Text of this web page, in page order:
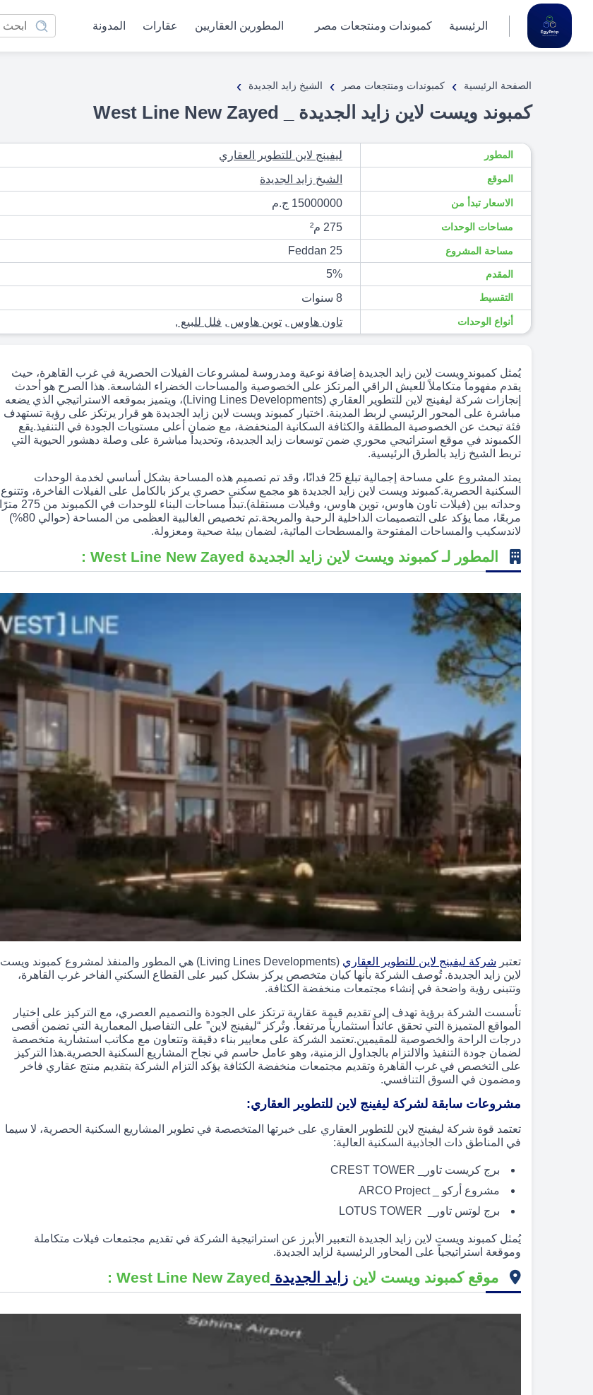
الرئيسية كمبوندات ومنتجعات مصر المطورين العقاريين عقارات المدونة
الصفحة الرئيسية › كمبوندات ومنتجعات مصر › الشيخ زايد الجديدة ›
كمبوند ويست لاين زايد الجديدة _ West Line New Zayed
المطور ليفينج لاين للتطوير العقاري
الموقع الشيخ زايد الجديدة
الاسعار تبدأ من 15000000 ج.م
مساحات الوحدات 275 م²
مساحة المشروع 25 Feddan
المقدم 5%
التقسيط 8 سنوات
أنواع الوحدات تاون هاوس , توين هاوس , فلل للبيع ,
يُمثل كمبوند ويست لاين زايد الجديدة إضافة نوعية ومدروسة لمشروعات الفيلات الحصرية في غرب القاهرة، حيث
يقدم مفهوماً متكاملاً للعيش الراقي المرتكز على الخصوصية والمساحات الخضراء الشاسعة. هذا الصرح هو أحدث
إنجازات شركة ليفينج لاين للتطوير العقاري (Living Lines Developments)، ويتميز بموقعه الاستراتيجي الذي يضعه
مباشرة على المحور الرئيسي لربط المدينة. اختيار كمبوند ويست لاين زايد الجديدة هو قرار يرتكز على رؤية تستهدف
فئة تبحث عن الخصوصية المطلقة والكثافة السكانية المنخفضة، مع ضمان أعلى مستويات الجودة في التنفيذ.يقع
الكمبوند في موقع استراتيجي محوري ضمن توسعات زايد الجديدة، وتحديداً مباشرة على وصلة دهشور الحيوية التي
تربط الشيخ زايد بالطرق الرئيسية.
يمتد المشروع على مساحة إجمالية تبلغ 25 فدانًا، وقد تم تصميم هذه المساحة بشكل أساسي لخدمة الوحدات
السكنية الحصرية.كمبوند ويست لاين زايد الجديدة هو مجمع سكني حصري يركز بالكامل على الفيلات الفاخرة، وتتنوع
وحداته بين (فيلات تاون هاوس، توين هاوس، وفيلات مستقلة).تبدأ مساحات البناء للوحدات في الكمبوند من 275 مترًا
مربعًا، مما يؤكد على التصميمات الداخلية الرحبة والمريحة.تم تخصيص الغالبية العظمى من المساحة (حوالي 80%)
لاندسكيب والمساحات المفتوحة والمسطحات المائية، لضمان بيئة صحية ومعزولة.
المطور لـ كمبوند ويست لاين زايد الجديدة West Line New Zayed :
تعتبر شركة ليفينج لاين للتطوير العقاري
(Living Lines Developments) هي المطور والمنفذ لمشروع كمبوند ويست
لاين زايد الجديدة. تُوصف الشركة بأنها كيان متخصص يركز بشكل كبير على القطاع السكني الفاخر غرب القاهرة،
وتتبنى رؤية واضحة في إنشاء مجتمعات منخفضة الكثافة.
تأسست الشركة برؤية تهدف إلى تقديم قيمة عقارية ترتكز على الجودة والتصميم العصري، مع التركيز على اختيار
المواقع المتميزة التي تحقق عائداً استثمارياً مرتفعاً. وتُركز “ليفينج لاين” على التفاصيل المعمارية التي تضمن أقصى
درجات الراحة والخصوصية للمقيمين.تعتمد الشركة على معايير بناء دقيقة وتتعاون مع مكاتب استشارية متخصصة
لضمان جودة التنفيذ والالتزام بالجداول الزمنية، وهو عامل حاسم في نجاح المشاريع السكنية الحصرية.هذا التركيز
على التخصص في غرب القاهرة وتقديم مجتمعات منخفضة الكثافة يؤكد التزام الشركة بتقديم منتج عقاري فاخر
ومضمون في السوق التنافسي.
مشروعات سابقة لشركة ليفينج لاين للتطوير العقاري:
تعتمد قوة شركة ليفينج لاين للتطوير العقاري على خبرتها المتخصصة في تطوير المشاريع السكنية الحصرية، لا سيما
في المناطق ذات الجاذبية السكنية العالية:
برج كريست تاور_ CREST TOWER
مشروع أركو _ ARCO Project
برج لوتس تاور_ LOTUS TOWER
يُمثل كمبوند ويست لاين زايد الجديدة التعبير الأبرز عن استراتيجية الشركة في تقديم مجتمعات فيلات متكاملة
وموقعة استراتيجياً على المحاور الرئيسية لزايد الجديدة.
موقع كمبوند ويست لاين زايد الجديدة West Line New Zayed :